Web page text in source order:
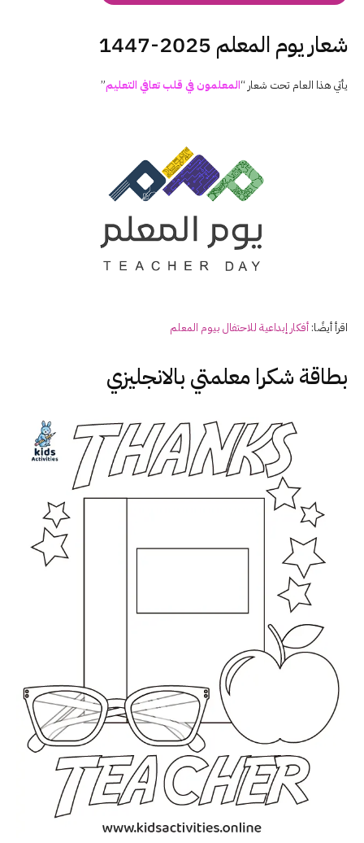
شعار يوم المعلم 2025-1447
يأتي هذا العام تحت شعار “المعلمون في قلب تعافي التعليم”
اقرأ أيضًا: أفكار إبداعية للاحتفال بيوم المعلم
بطاقة شكرا معلمتي بالانجليزي